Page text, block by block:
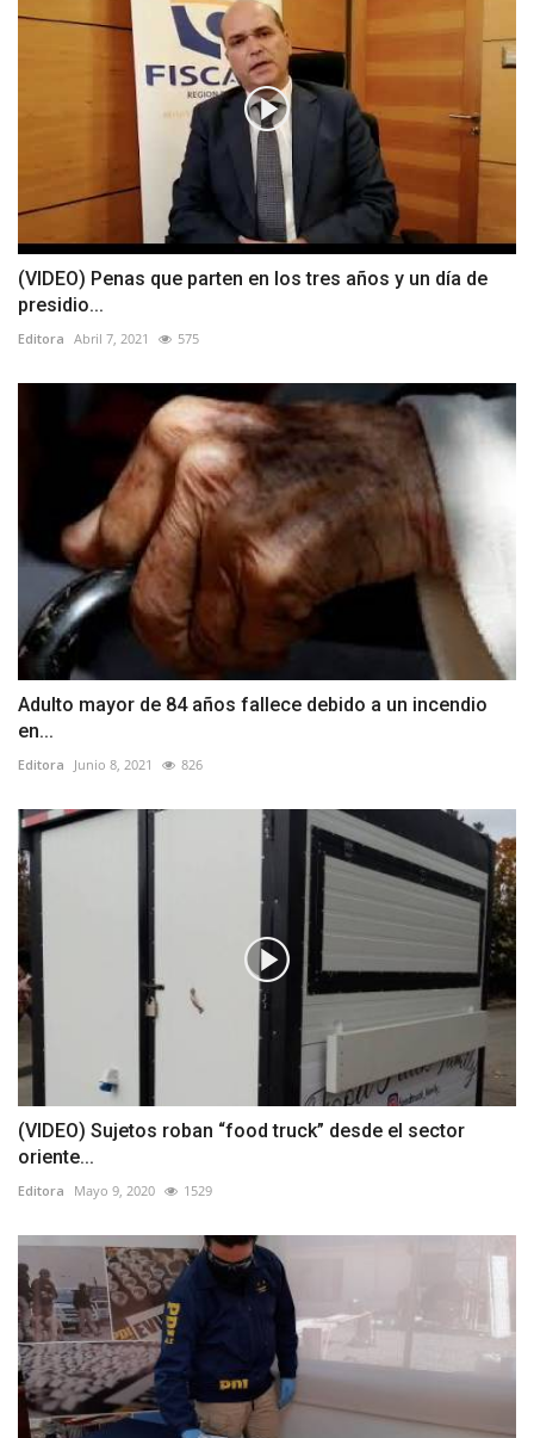
(VIDEO) Penas que parten en los tres años y un día de
presidio...
Editora Abril 7, 2021 575
Adulto mayor de 84 años fallece debido a un incendio
en...
Editora Junio 8, 2021 826
(VIDEO) Sujetos roban “food truck” desde el sector
oriente...
Editora Mayo 9, 2020 1529